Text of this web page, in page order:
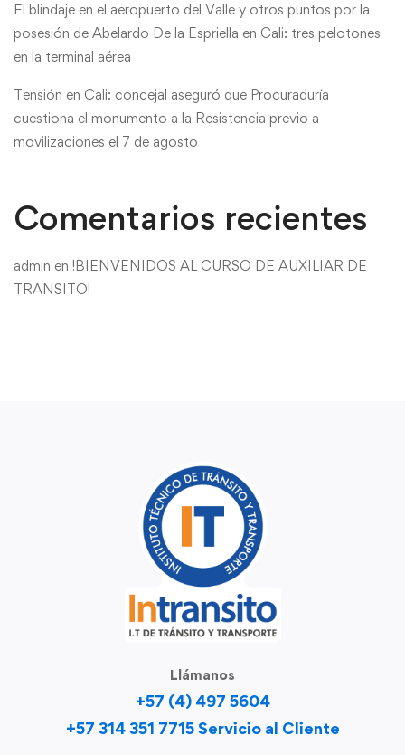
El blindaje en el aeropuerto del Valle y otros puntos por la
posesión de Abelardo De la Espriella en Cali: tres pelotones
en la terminal aérea
Tensión en Cali: concejal aseguró que Procuraduría
cuestiona el monumento a la Resistencia previo a
movilizaciones el 7 de agosto
Comentarios recientes
admin en !BIENVENIDOS AL CURSO DE AUXILIAR DE
TRANSITO!
Llámanos
+57 (4) 497 5604
+57 314 351 7715 Servicio al Cliente